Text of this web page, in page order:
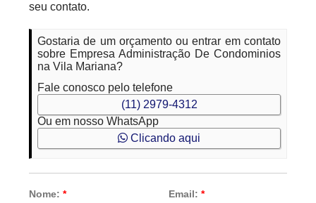
seu contato.
Gostaria de um orçamento ou entrar em contato
sobre Empresa Administração De Condominios
na Vila Mariana?
Fale conosco pelo telefone
(11) 2979-4312
Ou em nosso WhatsApp
Clicando aqui
Nome:* Email: *